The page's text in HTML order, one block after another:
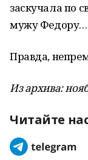
заскучала по
мужу Федору…
Правда,
Из архива:
Читайте